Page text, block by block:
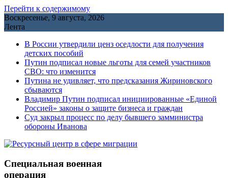
Перейти к содержимому
Воскресенье, 9 августа, 2026
Лента
В России утвердили ценз оседлости для получения
детских пособий
Путин подписал новые льготы для семей участников
СВО: что изменится
Путина не удивляет, что предсказания Жириновского
сбываются
Владимир Путин подписал инициированные «Единой
Россией» законы о защите бизнеса и граждан
Cуд закрыл процесс по делу бывшего замминистра
обороны Иванова
Специальная военная
операция